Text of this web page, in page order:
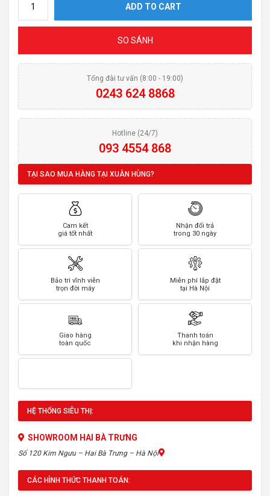
ADD TO CART
SO SÁNH
Tổng đài tư vấn (8:00 - 19:00)
0243 624 8868
Hotline (24/7)
093 4554 868
TẠI SAO MUA HÀNG TẠI XUÂN HÙNG?
Cam kết
giá tốt nhất
Nhận đổi trả
trong 30 ngày
Bảo trì vĩnh viễn
trọn đời máy
Miễn phí lắp đặt
tại Hà Nội
Giao hàng
toàn quốc
Thanh toán
khi nhận hàng
HỆ THỐNG SIÊU THỊ:
SHOWROOM HAI BÀ TRƯNG
Số 120 Kim Ngưu – Hai Bà Trưng – Hà Nội
CÁC HÌNH THỨC THANH TOÁN: